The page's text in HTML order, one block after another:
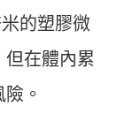
的塑膠微
在體內累
。